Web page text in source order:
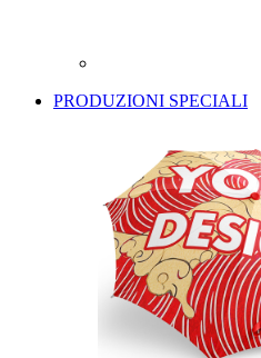
PRODUZIONI SPECIALI